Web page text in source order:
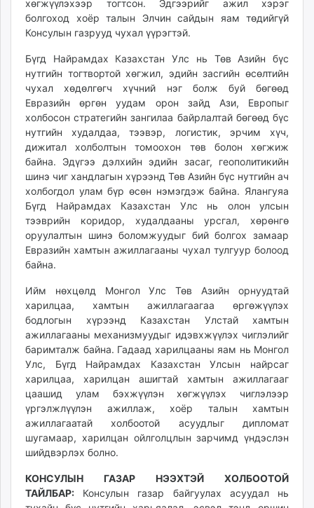
хөгжүүлэхээр тогтсон. Эдгээрийг ажил хэрэг
болгоход хоёр талын Элчин сайдын яам төдийгүй
Консулын газрууд чухал үүрэгтэй.
Бүгд Найрамдах Казахстан Улс нь Төв Азийн бүс
нутгийн тогтвортой хөгжил, эдийн засгийн өсөлтийн
чухал хөдөлгөгч хүчний нэг болж буй бөгөөд
Евразийн өргөн уудам орон зайд Ази, Европыг
холбосон стратегийн зангилаа байрлалтай бөгөөд бүс
нутгийн худалдаа, тээвэр, логистик, эрчим хүч,
дижитал холболтын томоохон төв болон хөгжиж
байна. Эдүгээ дэлхийн эдийн засаг, геополитикийн
шинэ чиг хандлагын хүрээнд Төв Азийн бүс нутгийн ач
холбогдол улам бүр өсөн нэмэгдэж байна. Ялангуяа
Бүгд Найрамдах Казахстан Улс нь олон улсын
тээврийн коридор, худалдааны урсгал, хөрөнгө
оруулалтын шинэ боломжуудыг бий болгох замаар
Евразийн хамтын ажиллагааны чухал тулгуур болоод
байна.
Ийм нөхцөлд Монгол Улс Төв Азийн орнуудтай
харилцаа, хамтын ажиллагаагаа өргөжүүлэх
бодлогын хүрээнд Казахстан Улстай хамтын
ажиллагааны механизмуудыг идэвхжүүлэх чиглэлийг
баримталж байна. Гадаад харилцааны яам нь Монгол
Улс, Бүгд Найрамдах Казахстан Улсын найрсаг
харилцаа, харилцан ашигтай хамтын ажиллагааг
цаашид улам бэхжүүлэн хөгжүүлэх чиглэлээр
үргэлжлүүлэн ажиллаж, хоёр талын хамтын
ажиллагаатай холбоотой асуудлыг дипломат
шугамаар, харилцан ойлголцлын зарчимд үндэслэн
шийдвэрлэх болно.
КОНСУЛЫН ГАЗАР НЭЭХТЭЙ ХОЛБООТОЙ
ТАЙЛБАР: Консулын газар байгуулах асуудал нь